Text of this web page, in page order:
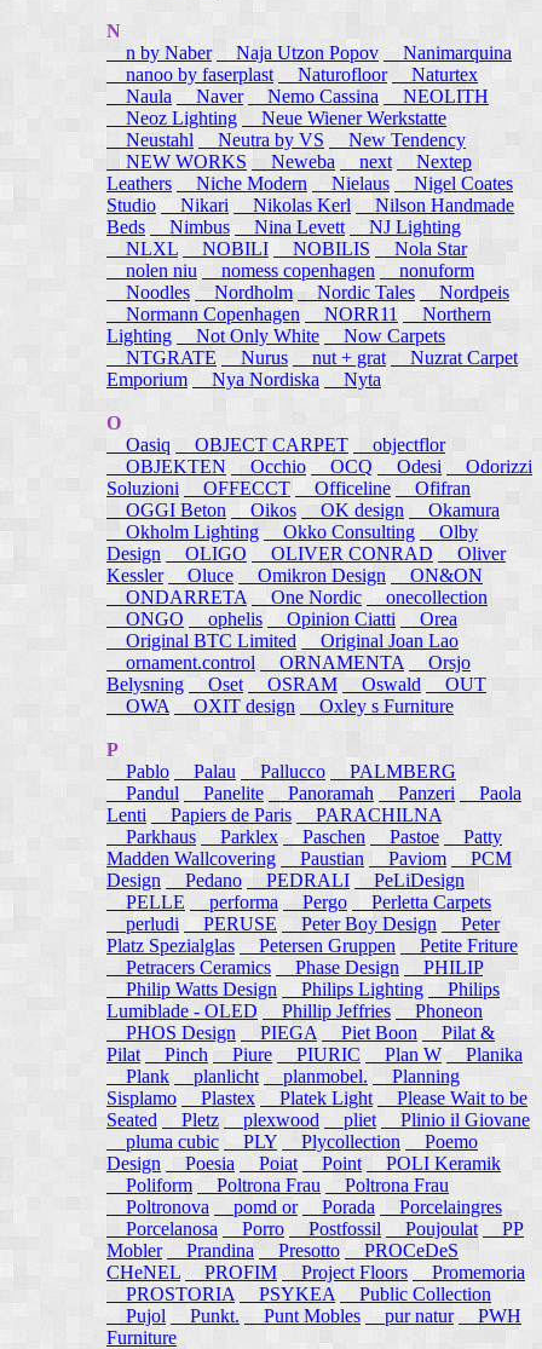
N
n by Naber
Naja Utzon Popov
Nanimarquina
nanoo by faserplast
Naturofloor
Naturtex
Naula
Naver Nemo Cassina
NEOLITH
Neoz Lighting
Neue Wiener Werkstatte
Neustahl
Neutra by VS
New Tendency
NEW WORKS
Neweba next
Nextep
Leathers
Niche Modern Nielaus
Nigel Coates
Studio
Nikari Nikolas Kerl
Nilson Handmade
Beds
Nimbus Nina Levett
NJ Lighting
NLXL
NOBILI NOBILIS
Nola Star
nolen niu
nomess copenhagen
nonuform
Noodles
Nordholm Nordic Tales
Nordpeis
Normann Copenhagen
NORR11
Northern
Lighting
Not Only White
Now Carpets
NTGRATE
Nurus nut + grat
Nuzrat Carpet
Emporium
Nya Nordiska Nyta
O
Oasiq
OBJECT CARPET
objectflor
OBJEKTEN
Occhio OCQ Odesi
Odorizzi
Soluzioni
OFFECCT Officeline
Ofifran
OGGI Beton
Oikos OK design
Okamura
Okholm Lighting
Okko Consulting
Olby
Design
OLIGO OLIVER CONRAD
Oliver
Kessler
Oluce Omikron Design
ON&ON
ONDARRETA
One Nordic
onecollection
ONGO
ophelis Opinion Ciatti
Orea
Original BTC Limited
Original Joan Lao
ornament.control
ORNAMENTA
Orsjo
Belysning
Oset OSRAM Oswald
OUT
OWA
OXIT design Oxley s Furniture
P
Pablo
Palau Pallucco
PALMBERG
Pandul
Panelite Panoramah Panzeri
Paola
Lenti
Papiers de Paris
PARACHILNA
Parkhaus
Parklex Paschen Pastoe
Patty
Madden Wallcovering
Paustian Paviom
PCM
Design
Pedano PEDRALI
PeLiDesign
PELLE
performa Pergo
Perletta Carpets
perludi
PERUSE Peter Boy Design
Peter
Platz Spezialglas
Petersen Gruppen
Petite Friture
Petracers Ceramics
Phase Design
PHILIP
Philip Watts Design
Philips Lighting
Philips
Lumiblade - OLED
Phillip Jeffries
Phoneon
PHOS Design
PIEGA Piet Boon
Pilat &
Pilat
Pinch Piure PIURIC Plan W
Planika
Plank
planlicht planmobel. Planning
Sisplamo
Plastex Platek Light
Please Wait to be
Seated
Pletz plexwood pliet
Plinio il Giovane
pluma cubic
PLY Plycollection
Poemo
Design
Poesia Poiat Point
POLI Keramik
Poliform
Poltrona Frau
Poltrona Frau
Poltronova
pomd or Porada
Porcelaingres
Porcelanosa
Porro Postfossil Poujoulat
PP
Mobler
Prandina Presotto
PROCeDeS
CHeNEL
PROFIM Project Floors
Promemoria
PROSTORIA
PSYKEA
Public Collection
Pujol
Punkt. Punt Mobles pur natur
PWH
Furniture